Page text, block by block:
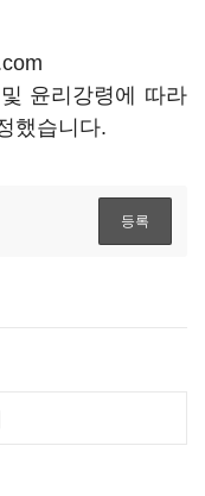
윤리강령에 따라
했습니다.